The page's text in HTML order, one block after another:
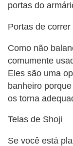
portas do
Portas de correr
Como não
comumente
Eles são uma
banheiro
os torna
Telas de Shoji
Se você está